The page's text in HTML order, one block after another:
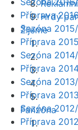
Hrdý
Žijeme
Fanzóna
Příprava
Sezóna
Příprava
Sezóna
Příprava
Sezóna
Příprava
Sezóna
Příprava